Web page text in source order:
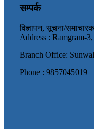
सम्पर्क
विज्ञापन, सूचना/
Address : Ramgram-
Branch Office:
Phone : 9857045019